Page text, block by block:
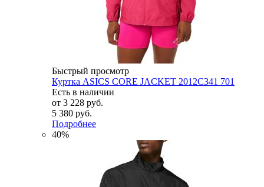
Быстрый просмотр
Куртка ASICS CORE JACKET 2012C341 701
Есть в наличии
от 3 228 руб.
5 380 руб.
Подробнее
40%